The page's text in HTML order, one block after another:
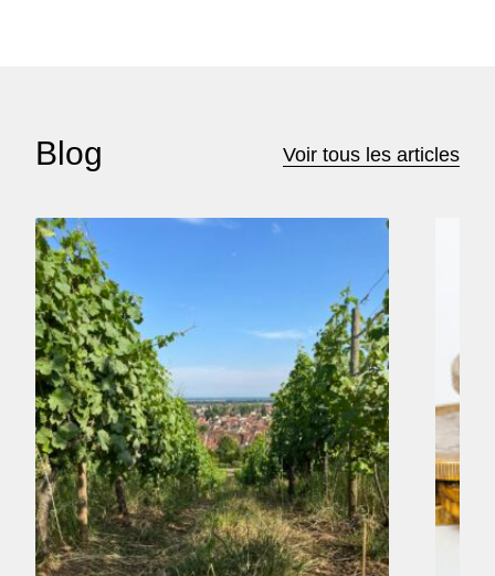
Blog Voir tous les articles